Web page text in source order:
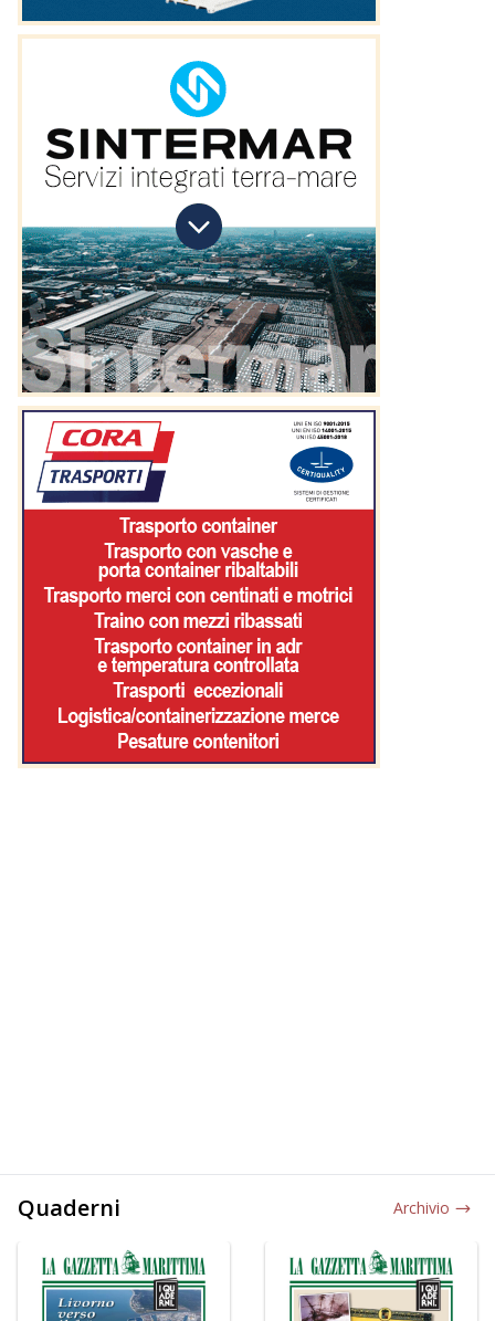
Quaderni Archivio